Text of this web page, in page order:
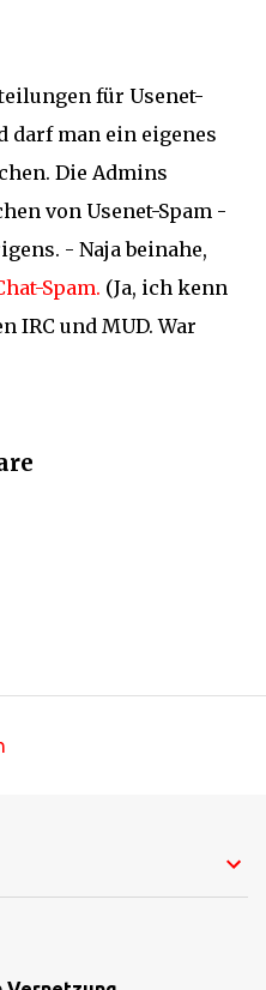
für Usenet-
darf man ein eigenes
Die Admins
von Usenet-Spam -
- Naja beinahe,
Spam. (Ja, ich kenn
IRC und MUD. War